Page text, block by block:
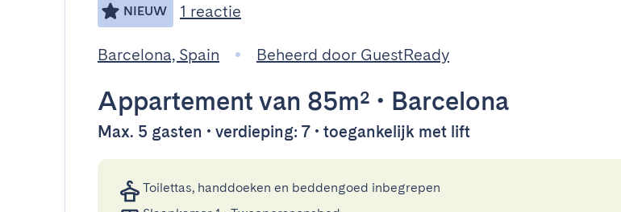
NIEUW 1 reactie
Barcelona, Spain Beheerd door GuestReady
Appartement van 85m² • Barcelona
Max. 5 gasten • verdieping: 7 • toegankelijk met lift
Toilettas, handdoeken en beddengoed inbegrepen